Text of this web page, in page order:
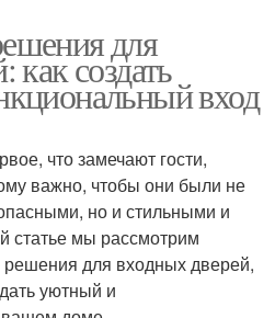
для
как создать
вход
что замечают гости,
важно, чтобы они были не
но и стильными и
статье мы рассмотрим
для входных дверей,
уютный и